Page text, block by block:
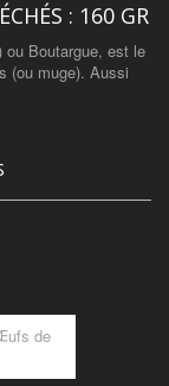
: 160 GR
ou Boutargue, est le
(ou muge). Aussi